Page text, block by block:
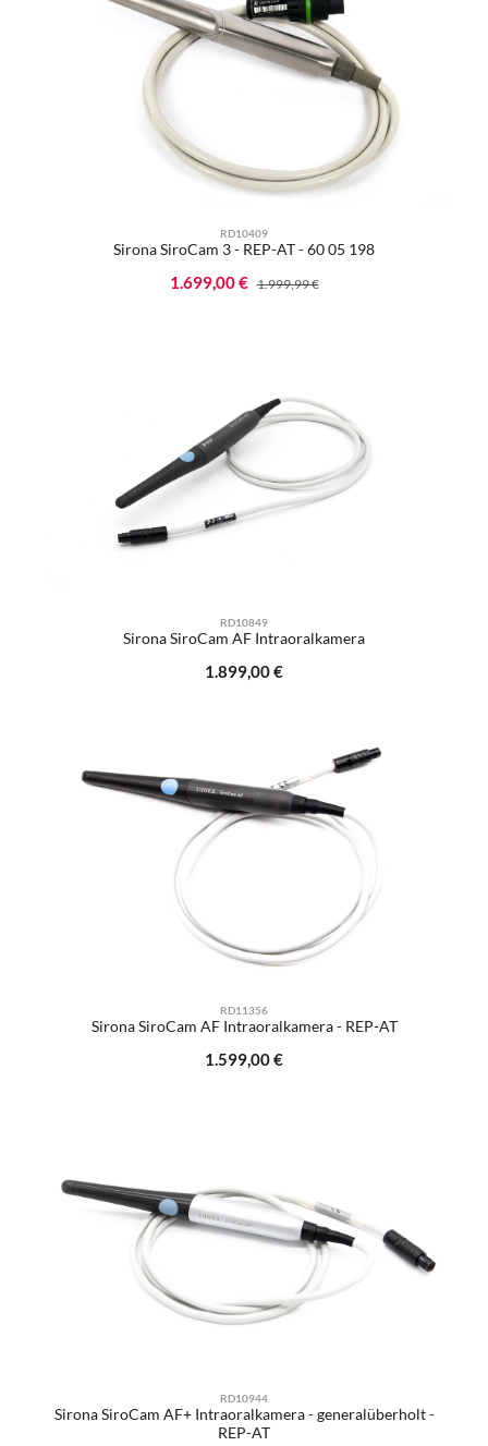
RD10409
Sirona SiroCam 3 - REP-AT - 60 05 198
Verkaufspreis:
1.699,00 € Regulärer Preis:
1.999,99 €
RD10849
Sirona SiroCam AF Intraoralkamera
Regulärer Preis:
1.899,00 €
RD11356
Sirona SiroCam AF Intraoralkamera - REP-AT
Regulärer Preis:
1.599,00 €
RD10944
Sirona SiroCam AF+ Intraoralkamera - generalüberholt -
REP-AT